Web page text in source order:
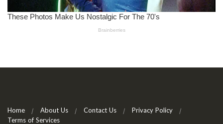
Home About Us Contact Us
Privacy Policy
Terms of Services